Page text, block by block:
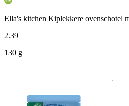
Ella's kitchen Kiplekkere ovenschotel
2.39
130 g